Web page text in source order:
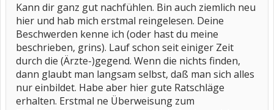
Kann dir ganz gut nachfühlen. Bin auch ziemlich neu
hier und hab mich erstmal reingelesen. Deine
Beschwerden kenne ich (oder hast du meine
beschrieben, grins). Lauf schon seit einiger Zeit
durch die (Ärzte-)gegend. Wenn die nichts finden,
dann glaubt man langsam selbst, daß man sich alles
nur einbildet. Habe aber hier gute Ratschläge
erhalten. Erstmal ne Überweisung zum